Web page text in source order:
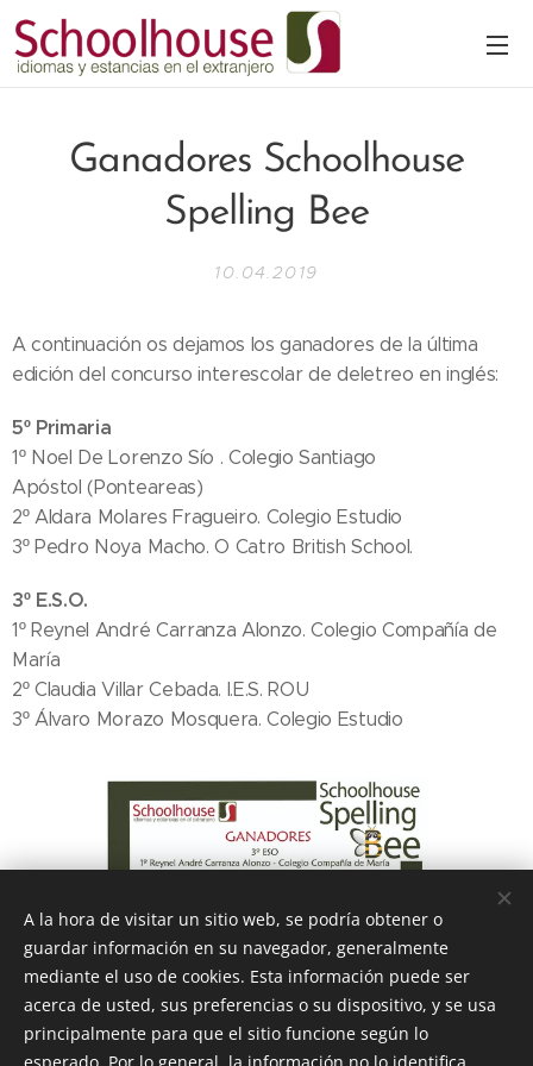
Ganadores Schoolhouse
Spelling Bee
10.04.2019
A continuación os dejamos los ganadores de la última
edición del concurso interescolar de deletreo en inglés:
5º Primaria
1º Noel De Lorenzo Sío . Colegio Santiago
Apóstol (Ponteareas)
2º Aldara Molares Fragueiro. Colegio Estudio
3º Pedro Noya Macho. O Catro British School.
3º E.S.O.
1º Reynel André Carranza Alonzo. Colegio Compañía de
María
2º Claudia Villar Cebada. I.E.S. ROU
3º Álvaro Morazo Mosquera. Colegio Estudio
A la hora de visitar un sitio web, se podría obtener o
guardar información en su navegador, generalmente
mediante el uso de cookies. Esta información puede ser
acerca de usted, sus preferencias o su dispositivo, y se usa
principalmente para que el sitio funcione según lo